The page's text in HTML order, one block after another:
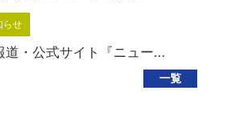
らせ
・公式サイト『ニュー...
一覧